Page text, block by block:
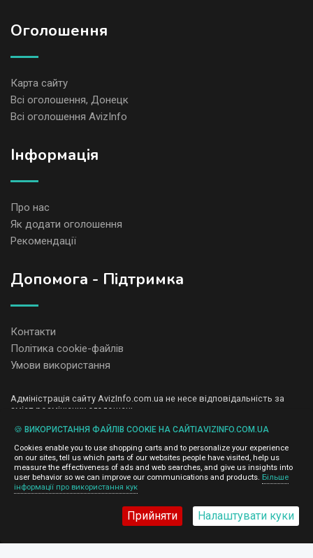
Оголошення
Карта сайту
Всі оголошення, Донецк
Всі оголошення AvizInfo
Iнформація
Про нас
Як додати оголошення
Рекомендації
Допомога - Підтримка
Контакти
Політика cookie-файлів
Умови використання
Адміністрація сайту AvizInfo.com.ua не несе відповідальність за
зміст розміщених оголошень.
і не продаємо особисту інформацію зареєстрованих користувачів
AvizInfo.com.ua третім особам. Ми не відповідаємо за правила
конфіденційності сайтів на які посилається AvizInfo.com.ua. На
деяких сторінках нашого сайту представлена реклама Google
Adsense Advertising Network. Щоб дізнатися детальніше про
правила конфіденційності Google
🍪 ВИКОРИСТАННЯ ФАЙЛІВ COOKIE НА САЙТІAVIZINFO.COM.UA
Cookies enable you to use shopping carts and to personalize your experience
on our sites, tell us which parts of our websites people have visited, help us
measure the effectiveness of ads and web searches, and give us insights into
user behavior so we can improve our communications and products. Більше
інформації про використання кук
Прийняти Налаштувати куки